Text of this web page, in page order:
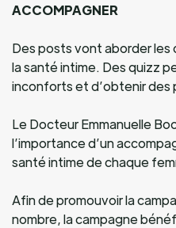
ACCOMPAGNER
Des posts vont aborder
la santé intime. Des quizz
inconforts et d’obtenir des
Le Docteur Emmanuelle
l’importance d’un
santé intime de chaque
Afin de promouvoir la
nombre, la campagne